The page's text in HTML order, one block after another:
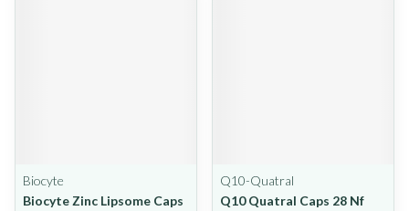
Biocyte
Biocyte Zinc Lipsome Caps
Q10-Quatral
Q10 Quatral Caps 28 Nf